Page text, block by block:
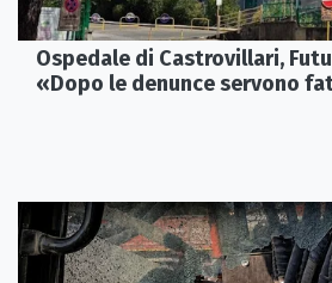
Ospedale di Castrovillari,
«Dopo le denunce servono